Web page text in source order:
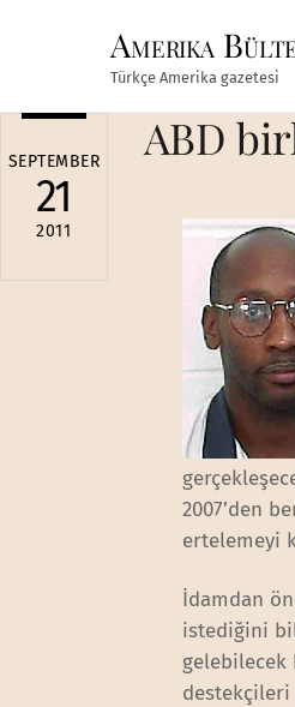
Amerika
Türkçe Amerika gazetesi
SEPTEMBER
21
2011
ABD
2007’den
ertelemeyi
İdamdan
istediğini
gelebilecek
destekçileri